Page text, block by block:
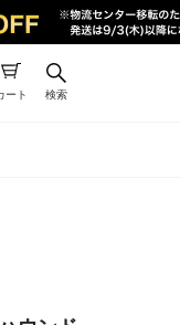
ート 検索